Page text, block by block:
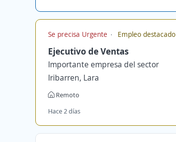
Se precisa Urgente Empleo destacado
Ejecutivo de Ventas
Importante empresa del sector
Iribarren, Lara
Remoto
Hace 2 días